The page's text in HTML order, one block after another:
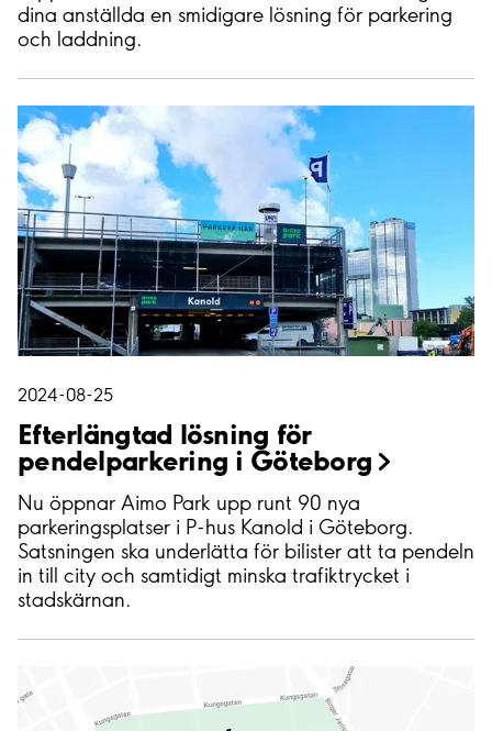
dina anställda en smidigare lösning för parkering
och laddning.
2024-08-25
Efterlängtad lösning för
pendelparkering i Göteborg
Nu öppnar Aimo Park upp runt 90 nya
parkeringsplatser i P-hus Kanold i Göteborg.
Satsningen ska underlätta för bilister att ta pendeln
in till city och samtidigt minska trafiktrycket i
stadskärnan.